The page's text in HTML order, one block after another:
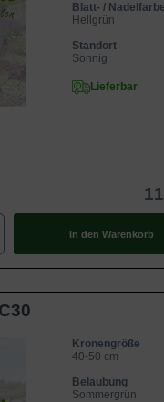
Blatt- / Nadelfarbe
Hellgrün
Standort
Sonnig
Lieferbar
In den Warenkorb
Kronengröße
40-50 cm
Belaubung
Sommergrün